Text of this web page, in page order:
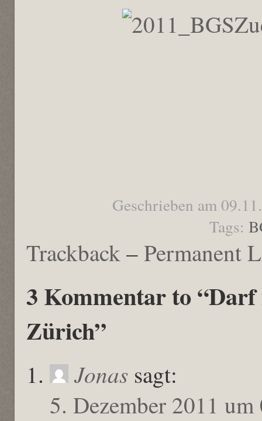
Geschrieben am
Tags:
Trackback–Permanent
3 Kommentar to “Darf
Zürich”
Jonas sagt:
5. Dezember 2011